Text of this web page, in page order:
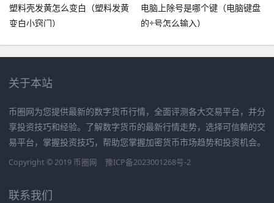
塑料壳发黄怎么变白（塑料发黄
变白小窍门）
电脑上除号是哪个键（电脑键盘
的÷号怎么输入）
关于本站
币圈网为您提供最新的数字货币行情，全面评测各大交易平台，并分
享投资技巧和经验。了解数字货币的最新行情走势，选择可信赖的交
易平台，掌握投资技巧，帮助您掌握加密货币市场趋势和投资机会。
Copyright © 2019 币圈网 豫ICP备2023001268号-2
联系我们